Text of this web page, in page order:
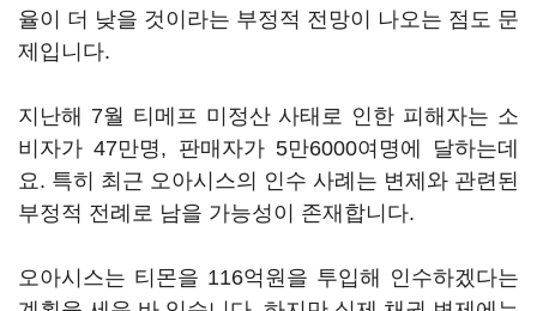
율이 더 낮을 것이라는 부정적 전망이 나오는 점도 문
제입니다.
지난해 7월 티메프 미정산 사태로 인한 피해자는 소
비자가 47만명, 판매자가 5만6000여명에 달하는데
요. 특히 최근 오아시스의 인수 사례는 변제와 관련된
부정적 전례로 남을 가능성이 존재합니다.
오아시스는 티몬을 116억원을 투입해 인수하겠다는